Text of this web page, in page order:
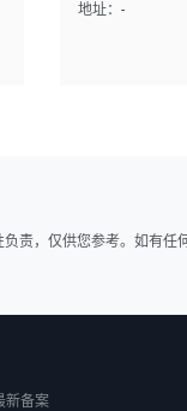
地址：-
责，仅供您参考。如有
新备案